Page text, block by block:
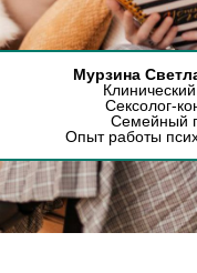
Мурзина
Сексолог-
Семейный
Опыт работы